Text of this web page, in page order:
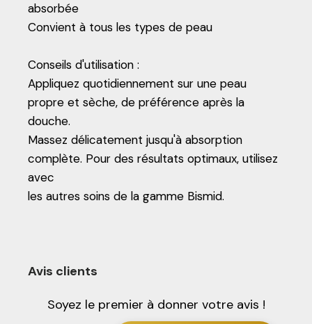
absorbée
Convient à tous les types de peau
Conseils d'utilisation :
Appliquez quotidiennement sur une peau
propre et sèche, de préférence après la
douche.
Massez délicatement jusqu'à absorption
complète. Pour des résultats optimaux, utilisez
avec
les autres soins de la gamme Bismid.
Avis clients
Soyez le premier à donner votre avis !